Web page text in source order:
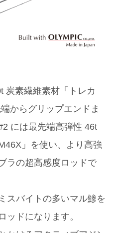
炭素繊維素材「トレカ
からグリップエンドま
には最先端高弾性 46t
」を使い、より高強
ラの超高感度ロッドで
スバイトの多いマル鯵を
ッドになります。